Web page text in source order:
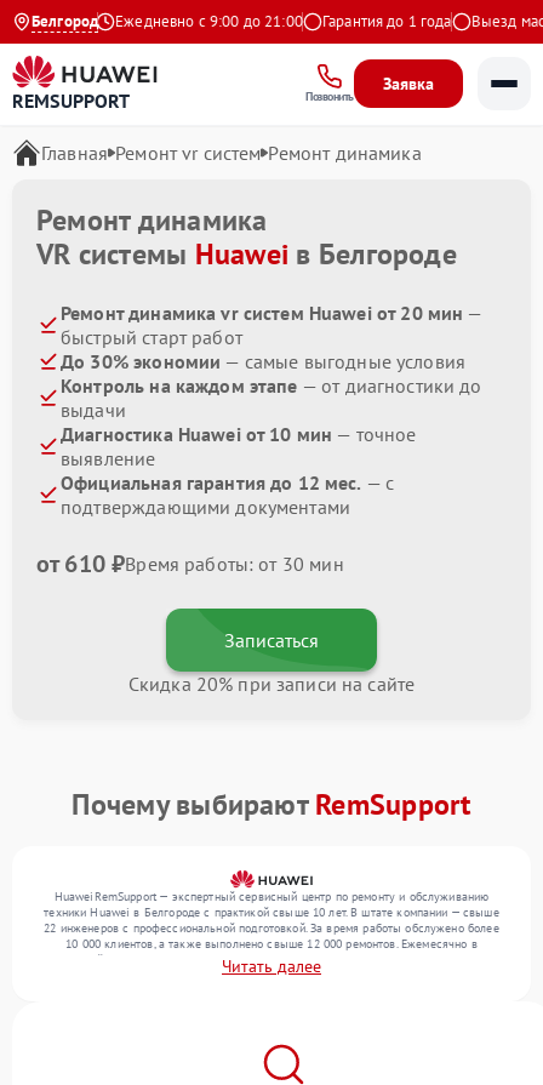
Белгород
на Яндекс Ежедневно с 9:00 до 21:00 Гарантия до 1 года Выезд
REMSUPPORT Позвонить
Заявка
Главная Ремонт vr систем Ремонт динамика
Ремонт динамика
VR системы Huawei в Белгороде
Ремонт динамика vr систем Huawei от 20 мин —
быстрый старт работ
До 30% экономии — самые выгодные условия
Контроль на каждом этапе — от диагностики до
выдачи
Диагностика Huawei от 10 мин — точное
выявление
Официальная гарантия до 12 мес. — с
подтверждающими документами
от 610 ₽Время работы: от 30 мин
Записаться
Скидка 20% при записи на сайте
Почему выбираютRemSupport
HuaweiRemSupport — экспертный сервисный центр по ремонту и обслуживанию
техники Huawei в Белгороде с практикой свыше 10 лет. В штате компании — свыше
22 инженеров с профессиональной подготовкой. За время работы обслужено более
10 000 клиентов, а также выполнено свыше 12 000 ремонтов. Ежемесячно в
сервисный центр поступает свыше 300 единиц техники, включая , , . Мы выполняем
ремонт различного уровня сложности и гарантируем высокое качество обслуживания
Читать далее